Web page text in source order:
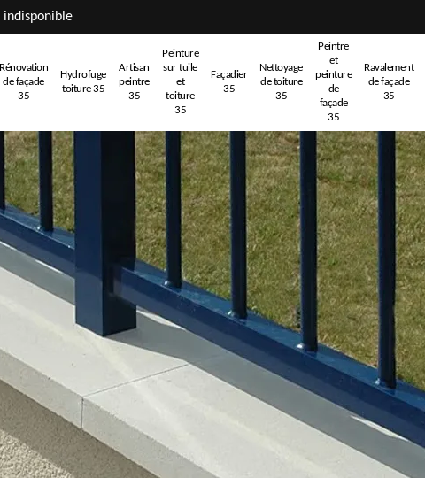
indisponible
Rénovation
de façade
35
Hydrofuge
toiture 35
Artisan
peintre
35
Peinture
sur tuile
et
toiture
35
Façadier
35
Nettoyage
de toiture
35
Peintre
et
peinture
de
façade
35
Ravalement
de façade
35